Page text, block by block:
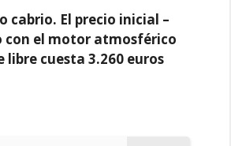
cabrio. El precio inicial –
con el motor atmosférico
libre cuesta 3.260 euros